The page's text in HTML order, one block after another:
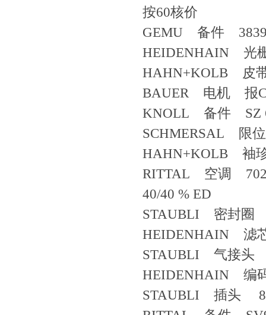
按60核价
GEMU 备件
HEIDENHAIN 光
HAHN+KOLB 皮
BAUER 电机 报
KNOLL 备件 SZ
SCHMERSAL 限
HAHN+KOLB 袖
RITTAL 空调
40/40 % ED
STAUBLI 密封圈
HEIDENHAIN 滤芯
STAUBLI 气接头
HEIDENHAIN 编
STAUBLI 插头